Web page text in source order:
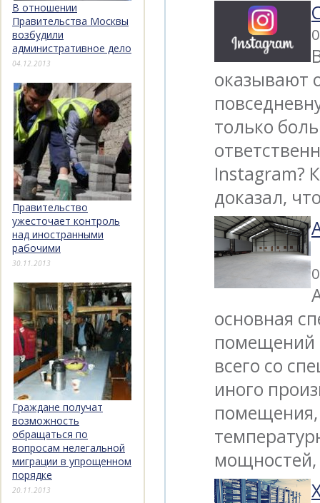
оказывают
только
Instagram?
доказал,
основная
помещений
всего со
иного
помещения,
В отношении
Правительства Москвы
возбудили
административное дело
04.12.2013
Правительство
ужесточает контроль
над иностранными
рабочими
30.11.2013
Граждане получат
возможность
обращаться по
вопросам нелегальной
миграции в упрощенном
порядке
20.11.2013